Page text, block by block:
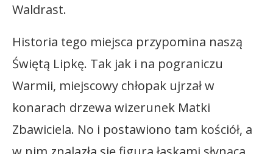
Waldrast.
Historia tego miejsca przypomina naszą
Świętą Lipkę. Tak jak i na pograniczu
Warmii, miejscowy chłopak ujrzał w
konarach drzewa wizerunek Matki
Zbawiciela. No i postawiono tam kościół, a